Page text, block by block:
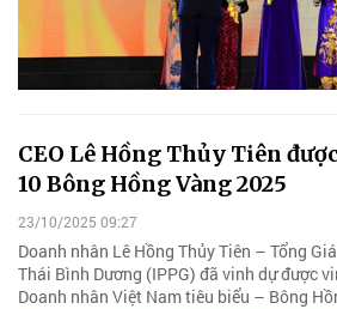
CEO Lê Hồng Thủy Tiên
10 Bông Hồng Vàng 2025
23/10/2025 09:27
Doanh nhân Lê Hồng Thủy Tiên – Tổng
Thái Bình Dương (IPPG) đã vinh dự được
Doanh nhân Việt Nam tiêu biểu – Bông